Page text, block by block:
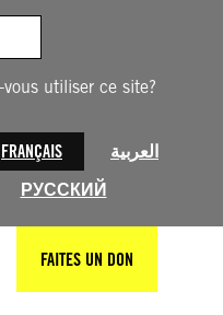
utiliser ce site?
FRANÇAIS
العربية
РУССКИЙ
FAITES UN DON